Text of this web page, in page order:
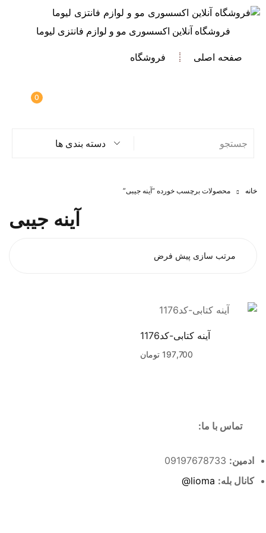
فروشگاه آنلاین اکسسوری مو و لوازم فانتزی لیوما
صفحه اصلی فروشگاه
0
دسته بندی ها
خانه محصولات برچسب خورده “آینه جیبی”
آینه جیبی
آینه کتابی-کد1176
197,700 تومان
تماس با ما:
ادمین:
کانال بله: lioma@